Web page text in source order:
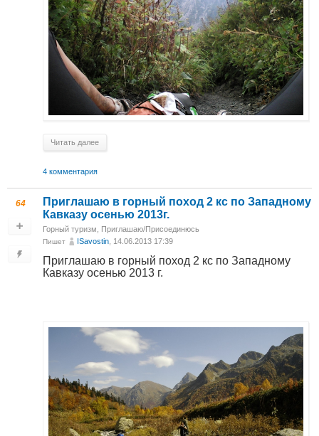
Читать далее
4 комментария
64
Приглашаю в горный поход 2 кс по Западному
Кавказу осенью 2013г.
Горный туризм Приглашаю/Присоединюсь
Пишет ISavostin , 14.06.2013 17:39
Приглашаю в горный поход 2 кс по Западному
Кавказу осенью 2013 г.